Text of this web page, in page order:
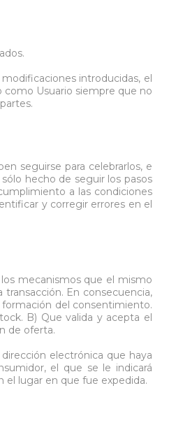
introducidas, el
como Usuario siempre que no
seguirse para celebrarlos, e
hecho de seguir los pasos
a las condiciones
y corregir errores en el
mecanismos que el mismo
En consecuencia,
formación del consentimiento.
B) Que valida y acepta el
de oferta.
electrónica que haya
el que se le indicará
lugar en que fue expedida.